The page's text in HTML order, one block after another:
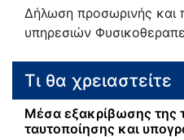
Δήλωση προσωρινής και
υπηρεσιών
Τι θα χρειαστείτε
Μέσα εξακρίβωσης της
ταυτοποίησης και